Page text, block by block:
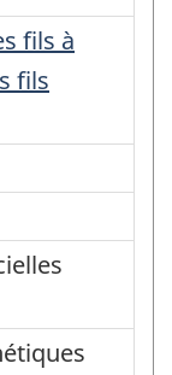
fils à
fils